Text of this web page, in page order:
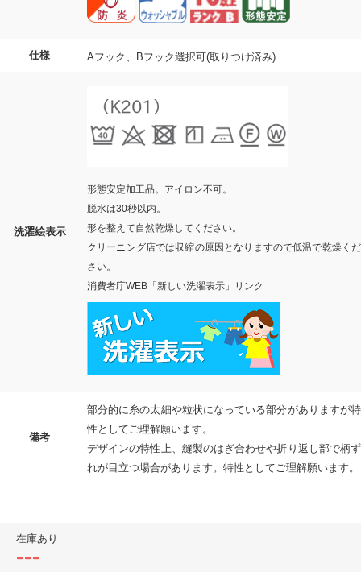
仕様 Aフック、Bフック選択可(取りつけ済み)
洗濯絵表示
形態安定加工品。アイロン不可。
脱水は30秒以内。
形を整えて自然乾燥してください。
クリーニング店では収縮の原因となりますので低温で乾燥くだ
さい。
消費者庁WEB「新しい洗濯表示」リンク
備考
部分的に糸の太細や粒状になっている部分がありますが特
性としてご理解願います。
デザインの特性上、縫製のはぎ合わせや折り返し部で柄ず
れが目立つ場合があります。特性としてご理解願います。
在庫あり
---